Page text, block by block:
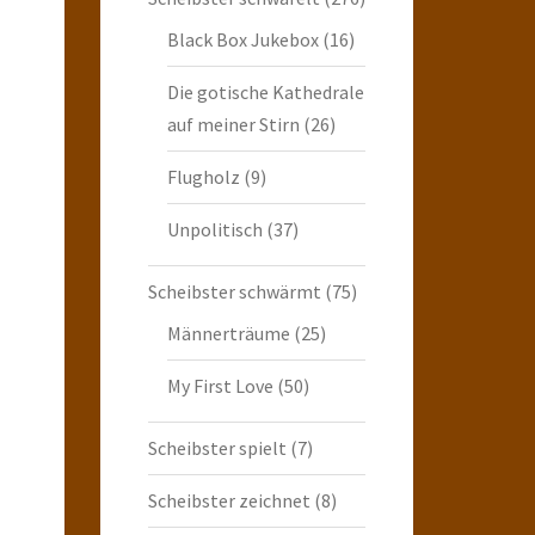
Black Box Jukebox(16)
Die gotische Kathedrale
auf meiner Stirn (26)
Flugholz (9)
Unpolitisch (37)
Scheibster schwärmt (75)
Männerträume (25)
My First Love (50)
Scheibster spielt (7)
Scheibster zeichnet (8)